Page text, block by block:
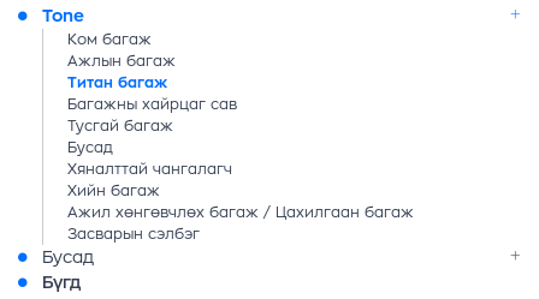
Tone
Ком багаж
Ажлын багаж
Титан багаж
Багажны хайрцаг сав
Тусгай багаж
Бусад
Хяналттай чангалагч
Хийн багаж
Ажил хөнгөвчлөх багаж / Цахилгаан багаж
Засварын сэлбэг
Бусад
Бүгд